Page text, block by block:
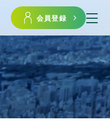
会員登録